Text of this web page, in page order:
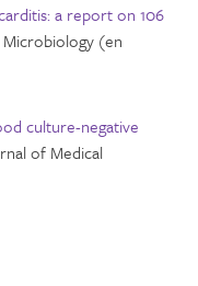
a report on 106
(en
culture-negative
of Medical